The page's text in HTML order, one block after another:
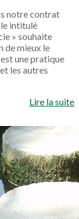
notre contrat
intitulé
» souhaite
de mieux le
une pratique
les autres
Lire la suite